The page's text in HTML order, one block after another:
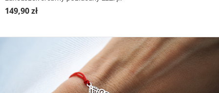
149,90 zł